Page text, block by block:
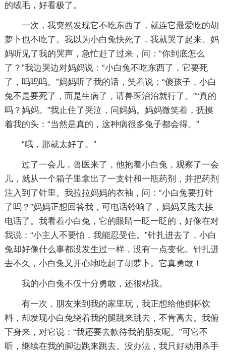
的绒毛，好看极了。
一次，我突然发现它不吃东西了，就连它最爱吃的胡
萝卜也不吃了。我以为小白兔快死了，我就哭了起来。妈
妈听见了我的哭声，急忙赶了过来，问：“你到底怎么
了？”我边哭边对妈妈说：“小白兔不吃东西了，它要死
了，呜呜呜。”妈妈听了我的话，笑着说：“傻孩子，小白
兔不是要死了，而是生病了，请兽医治治就行了。”“真的
吗？妈妈。”我止住了哭泣，问妈妈。妈妈微笑着，抚摸
着我的头：“当然是真的，这种病很多兔子都会得。”
“哦，那就太好了。”
过了一会儿，兽医来了，他抱着小白兔，观察了一会
儿，就从一个箱子里拿出了一支针和一瓶药剂，并把药剂
注入到了针里。我拉拉妈妈的衣袖，问：“小白兔要打针
了吗？”妈妈正想回答我，可电话铃响了，妈妈又跑去接
电话了。我看着小白兔，它的眼睛一眨一眨的，好像在对
我说：“小主人不要怕，我能忍受住。”针扎进去了，小白
兔却好像什么事都没发生过一样，没有一点变化。针扎进
去不久，小白兔又开心地吃起了胡萝卜。它真勇敢！
我的小白兔不仅十分勇敢，还很粘我。
有一次，朋友来到我的家里玩，我正想给他倒杯饮
料，却发现小白兔绕着我的腿跳来跳去，不肯离去。我俯
下身来，对它说：“我还要去款待我的朋友呢。”可它不
听，继续在我的脚边跳来跳去。没办法，我只好动用杀手